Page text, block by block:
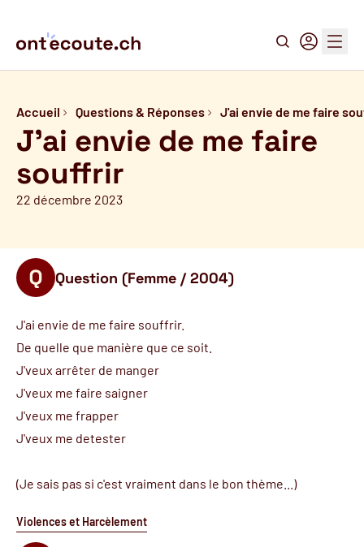
Recherche
Connexion
Menu
Accueil Questions & Réponses J'ai envie de me faire
J'ai envie de me faire
souffrir
22 décembre 2023
Question (Femme / 2004)
J'ai envie de me faire souffrir.
De quelle que manière que ce soit.
J'veux arrêter de manger
J'veux me faire saigner
J'veux me frapper
J'veux me detester
(Je sais pas si c'est vraiment dans le bon thème...)
Violences et Harcèlement